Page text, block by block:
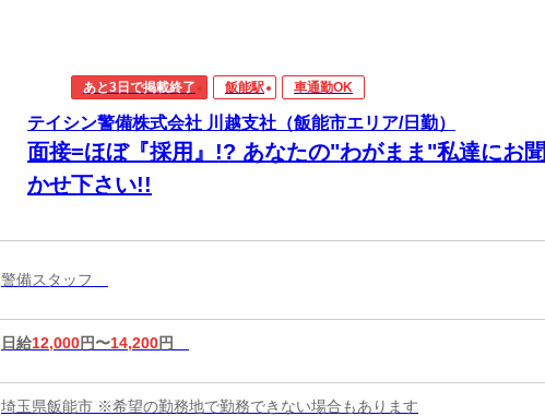
あと3日で掲載終了 飯能駅 車通勤OK
テイシン警備株式会社 川越支社（飯能市エリア/日勤）
面接=ほぼ『採用』!? あなたの"わがまま"私達にお聞
かせ下さい!!
警備スタッフ
日給12,000円〜14,200円
埼玉県飯能市 ※希望の勤務地で勤務できない場合もあります